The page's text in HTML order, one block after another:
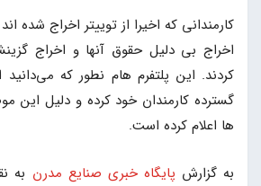
کارمندانی که اخیرا از توییتر اخراج شده
اخراج بی دلیل حقوق آنها و اخراج
کردند. این پلتفرم هام نطور که می‌دانید
گسترده کارمندان خود کرده و دلیل این
ها اعلام کرده است.
به گزارش پایگاه خبری صنایع مدرن به